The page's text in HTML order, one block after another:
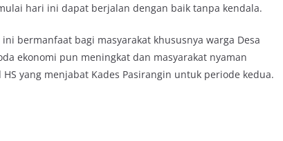
hari ini dapat berjalan dengan baik tanpa kendala.
bermanfaat bagi masyarakat khususnya warga Desa
ekonomi pun meningkat dan masyarakat nyaman
yang menjabat Kades Pasirangin untuk periode kedua.